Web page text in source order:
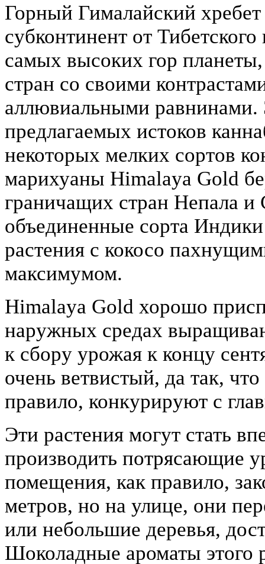
Горный Гималайский
субконтинент от
самых высоких гор
стран со своими
аллювиальными равнинами.
предлагаемых истоков
некоторых мелких сортов
марихуаны Himalaya Gold
граничащих стран Непала
объединенные сорта
растения с кокосо
максимумом.
Himalaya Gold хорошо
наружных средах
к сбору урожая к концу
очень ветвистый, да так,
правило, конкурируют с
Эти растения могут стать
производить потрясающие
помещения, как правило,
метров, но на улице, они
или небольшие деревья,
Шоколадные ароматы этого